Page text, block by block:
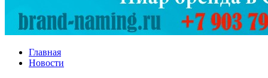
Главная
Новости